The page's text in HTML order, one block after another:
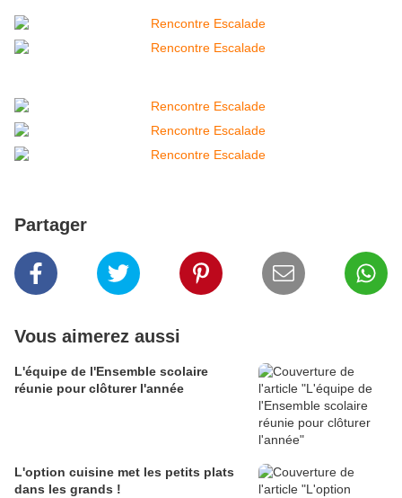
Partager
Vous aimerez aussi
L'équipe de l'Ensemble scolaire
réunie pour clôturer l'année
L'option cuisine met les petits plats
dans les grands !